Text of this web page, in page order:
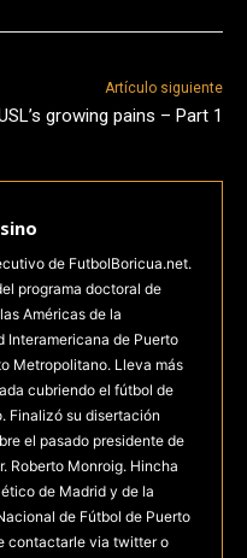
Artículo siguiente
growing pains – Part 1
de FutbolBoricua.net.
programa doctoral de
Américas de la
Interamericana de Puerto
Metropolitano. Lleva más
cubriendo el fútbol de
Finalizó su disertación
el pasado presidente de
Roberto Monroig. Hincha
de Madrid y de la
de Fútbol de Puerto
contactarle via twitter o